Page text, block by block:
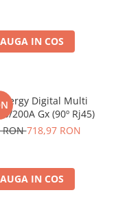
IN COS
Digital Multi
200A Gx (90º Rj45)
RON718,97 RON
IN COS